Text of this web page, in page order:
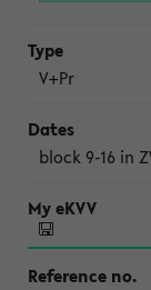
V+Pr
block 9-16 in